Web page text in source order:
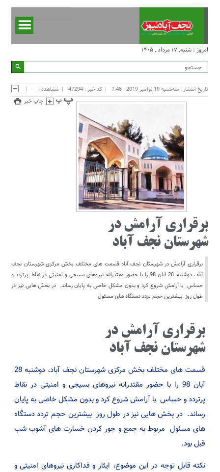
امروز : شنبه, ۱۷ مرداد , ۱۴۰۵
تاریخ انتشار : سه‌شنبه 19 نوامبر 2019 - 7:48 کد خبر : 47294 مشاهده : -
چاپ خبر
برقراری آرامش در
شهرستان نجف آباد
برقراری آرامش در شهرستان نجف آباد قسمت های مختلف بخش مرکزی شهرستان نجف
آباد، دوشنبه 28 آبان 98 را با حضور مقتدرانه نیروهای بسیجی و امنیتی در نقاط پرتردد و
حساس با آرامش شروع کرد و بدون مشکل خاصی به پایان رساند. در بخش هایی نیز در
طول روز بیشترین حجم تردد دستگاه های مسئول
برقراری آرامش در
شهرستان نجف آباد
قسمت های مختلف بخش مرکزی شهرستان نجف آباد، دوشنبه 28
آبان 98 را با حضور مقتدرانه نیروهای بسیجی و امنیتی در نقاط
پرتردد و حساس با آرامش شروع کرد و بدون مشکل خاصی به پایان
رساند. در بخش هایی نیز در طول روز بیشترین حجم تردد دستگاه
های مسئول مربوط به جمع و جور کردن خسارت های آشوب شب
قبل بود.
نکته قابل توجه در این موضوع، ایثار و فداکاری نیروهای امنیتی و